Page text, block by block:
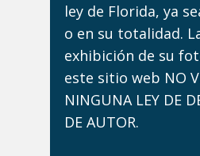
ley de Florida, ya
o en su totalidad.
exhibición de su
este sitio web NO
NINGUNA LEY DE
DE AUTOR.